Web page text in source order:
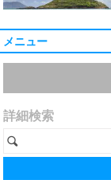
メニュー
詳細検索